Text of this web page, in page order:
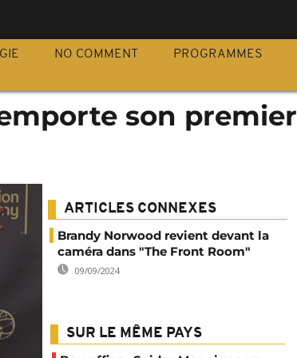
NO COMMENT PROGRAMMES
son premier
ARTICLES CONNEXES
Brandy Norwood revient devant la
caméra dans "The Front Room"
09/09/2024
SUR LE MÊME PAYS